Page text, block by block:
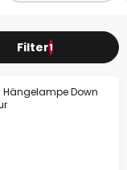
Filter1
Hängelampe Down